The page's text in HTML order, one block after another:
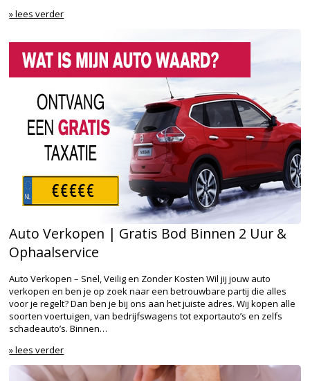
» lees verder
Auto Verkopen | Gratis Bod Binnen 2 Uur &
Ophaalservice
Auto Verkopen – Snel, Veilig en Zonder Kosten Wil jij jouw auto
verkopen en ben je op zoek naar een betrouwbare partij die alles
voor je regelt? Dan ben je bij ons aan het juiste adres. Wij kopen alle
soorten voertuigen, van bedrijfswagens tot exportauto’s en zelfs
schadeauto’s. Binnen…
» lees verder